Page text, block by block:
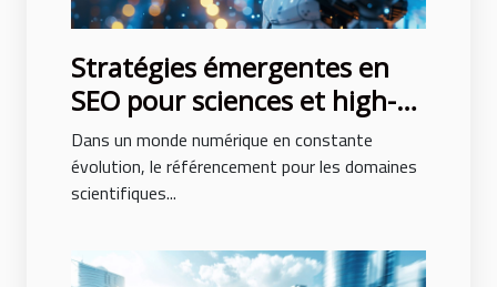
Stratégies émergentes en
SEO pour sciences et high-
tech Comment se
positionner en 2023
Dans un monde numérique en constante
évolution, le référencement pour les domaines
scientifiques...